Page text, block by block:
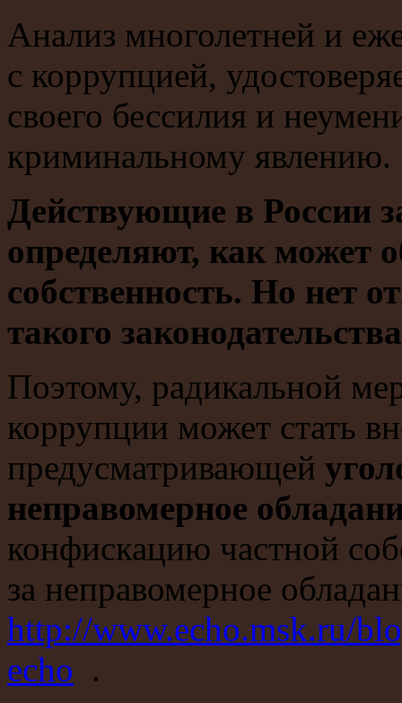
Анализ многолетней и
с коррупцией,
своего бессилия и
криминальному явлению.
Действующие в России
определяют, как может
собственность. Но нет
такого
Поэтому, радикальной
коррупции может стать
предусматривающей
неправомерное
конфискацию частной
за неправомерное
http://www.echo.msk.ru/
echo .